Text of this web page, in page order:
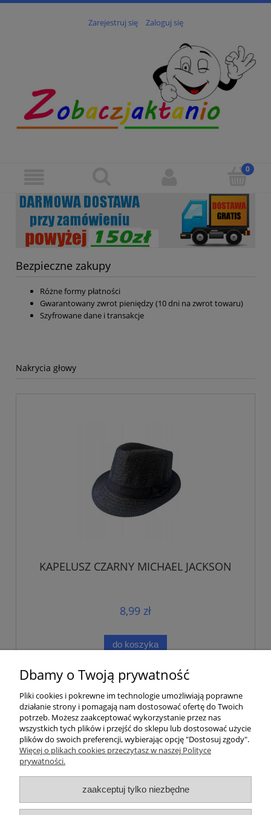
Zarejestruj się Zaloguj się
Bezpieczne zakupy
Różne formy płatności
Gwarantowany zwrot pieniędzy (10 dni na zwrot towaru)
Szyfrowane dane i transakcje
Nakrycia głowy
KAPELUSZ CZARNY MICHAEL JACKSON
8,99 zł
do koszyka
Pomoc
Moje konto
Płatności i dostawa
Dbamy o Twoją prywatność
Pliki cookies i pokrewne im technologie umożliwiają poprawne
działanie strony i pomagają nam dostosować ofertę do Twoich
potrzeb. Możesz zaakceptować wykorzystanie przez nas
wszystkich tych plików i przejść do sklepu lub dostosować użycie
plików do swoich preferencji, wybierając opcję "Dostosuj zgody".
Więcej o plikach cookies przeczytasz w naszej Polityce
prywatności.
zaakceptuj tylko niezbędne